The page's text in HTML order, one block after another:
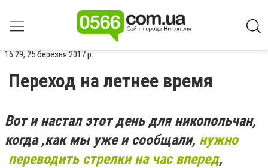
16:29, 25 березня 2017 р.
Переход на летнее время
Вот и настал этот день для никопольчан,
когда ,как мы уже и сообщали, нужно
переводить стрелки на час вперед,